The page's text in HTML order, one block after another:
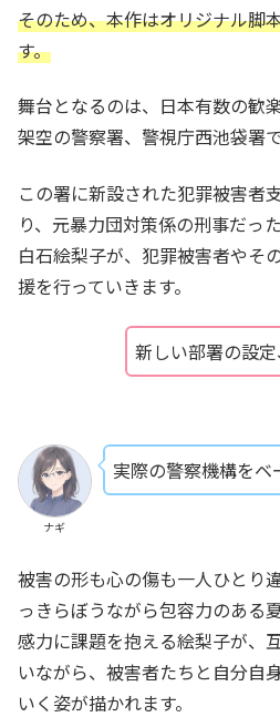
そのため、本作はオリジナル脚
す。
舞台となるのは、日本有数の歓
架空の警察署、警視庁西池袋署で
この署に新設された犯罪被害者
り、元暴力団対策係の刑事だっ
白石絵梨子が、犯罪被害者やそ
援を行っていきます。
新しい部署の設
ナギ
実際の警察機構をベ
被害の形も心の傷も一人ひとり
っきらぼうながら包容力のある
感力に課題を抱える絵梨子が、
いながら、被害者たちと自分自
いく姿が描かれます。